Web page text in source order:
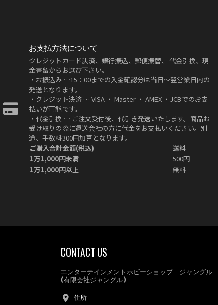
お支払方法について
クレジットカード決済、銀行振込、郵便振替、 代金引換、現
金書留からお選び下さい。
・お振込み …15：00までの入金確認分は当日～翌営業日内の
発送となります。
・クレジット決済 … VISA ・ Master ・ AMEX ・JCBでのお支
払いが可能です。
・代金引換 … ご注文受付後、代引き発送いたします。商品お
受け取りの際に運送会社の方に代金をお支払いください。別
途、手数料300円加算となります。
ご購入合計金額(税込)
送料
1万1,000円未満
500円
1万1,000円以上
無料
CONTACT US
エンターテインメントホビーショップ ジャングル
(有限会社ジャングル)
住所